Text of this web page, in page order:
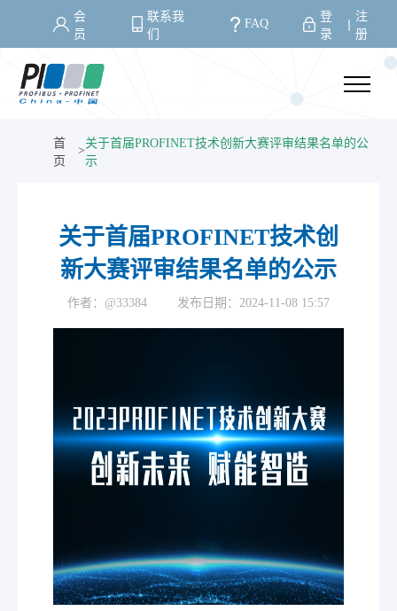
会
员
联系我
们
FAQ
登
录
注
册
首
页
>
关于首届PROFINET技术创新大赛评审结果名单的公
示
关于首届PROFINET技术创
新大赛评审结果名单的公示
作者：@33384 发布日期：2024-11-08 15:57